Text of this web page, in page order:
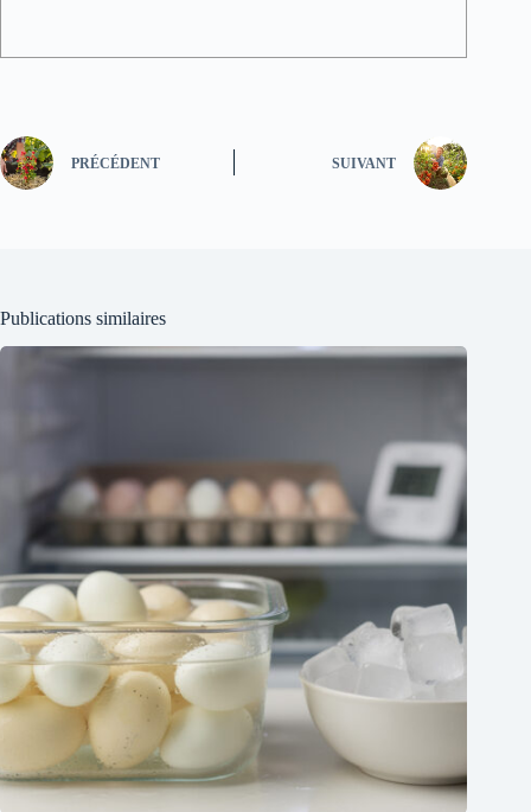
PRÉCÉDENT SUIVANT
Publications similaires